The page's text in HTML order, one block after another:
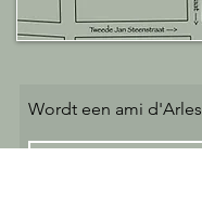
Wordt een ami d'Arles